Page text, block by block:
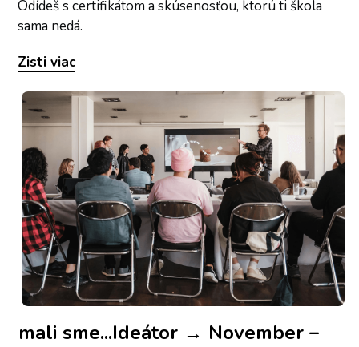
Odídeš s certifikátom a skúsenosťou, ktorú ti škola
sama nedá.
Zisti viac
mali sme...Ideátor → November –